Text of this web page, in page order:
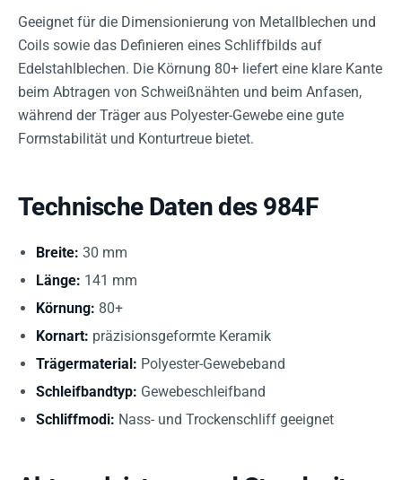
Geeignet für die Dimensionierung von Metallblechen und
Coils sowie das Definieren eines Schliffbilds auf
Edelstahlblechen. Die Körnung 80+ liefert eine klare Kante
beim Abtragen von Schweißnähten und beim Anfasen,
während der Träger aus Polyester-Gewebe eine gute
Formstabilität und Konturtreue bietet.
Technische Daten des 984F
Breite: 30 mm
Länge: 141 mm
Körnung: 80+
Kornart: präzisionsgeformte Keramik
Trägermaterial: Polyester-Gewebeband
Schleifbandtyp: Gewebeschleifband
Schliffmodi: Nass- und Trockenschliff geeignet